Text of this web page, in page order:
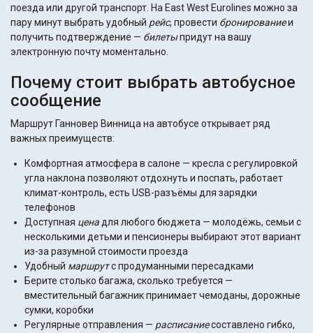
поезда или другой транспорт. На East West Eurolines можно за
пару минут выбрать удобный рейс, провести бронированиеи
получить подтверждение — билетыпридут на вашу
электронную почту моментально.
Почему стоит выбрать автобусное
сообщение
Маршрут Ганновер Винница на автобусе открывает ряд
важных преимуществ:
Комфортная атмосфера в салоне — кресла с регулировкой
угла наклона позволяют отдохнуть и поспать, работает
климат-контроль, есть USB-разъёмы для зарядки
телефонов
Доступная ценадля любого бюджета — молодёжь, семьи с
несколькими детьми и пенсионеры выбирают этот вариант
из-за разумной стоимости проезда
Удобный маршрутс продуманными пересадками
Берите столько багажа, сколько требуется —
вместительный багажник принимает чемоданы, дорожные
сумки, коробки
Регулярные отправления — расписаниесоставлено гибко,